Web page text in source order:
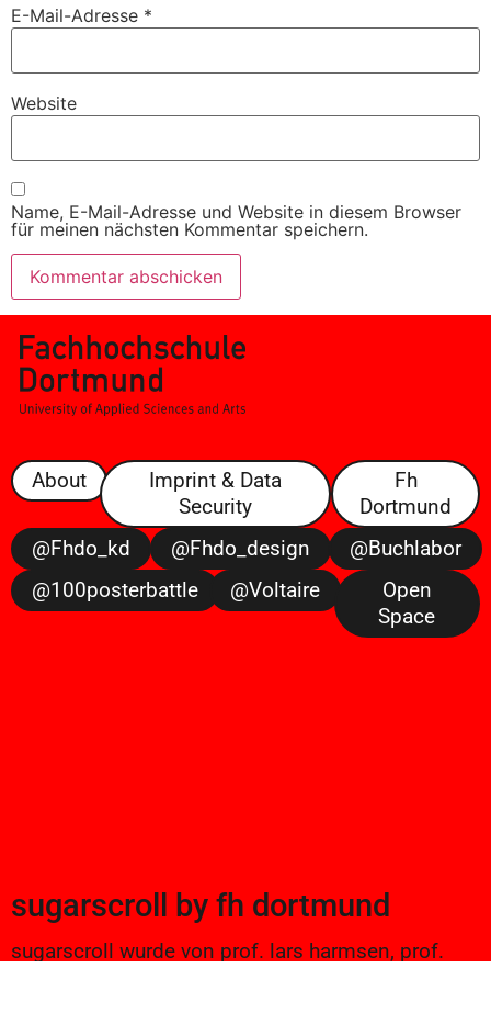
E-Mail-Adresse *
Website
Name, E-Mail-Adresse und Website in diesem Browser
für meinen nächsten Kommentar speichern.
About
Imprint & Data
Security
Fh
Dortmund
@fhdo_kd
@fhdo_design
@buchlabor
@100posterbattle
@voltaire
Open
Space
sugarscroll by fh dortmund
sugarscroll wurde von prof. lars harmsen, prof.